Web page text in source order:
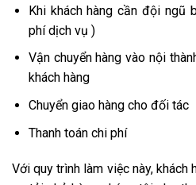
Khi khách hàng cần đội ngũ
phí dịch vụ )
Vận chuyển hàng vào nội
khách hàng
Chuyển giao hàng cho đối tác
Thanh toán chi phí
Với quy trình làm việc này, khách